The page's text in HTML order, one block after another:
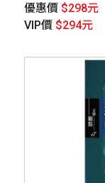
優惠價 $298元
VIP價 $294元